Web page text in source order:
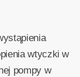
wtyczki w
pompy w